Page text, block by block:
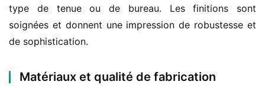
type de tenue ou de bureau. Les finitions sont
soignées et donnent une impression de robustesse et
de sophistication.
Matériaux et qualité de fabrication